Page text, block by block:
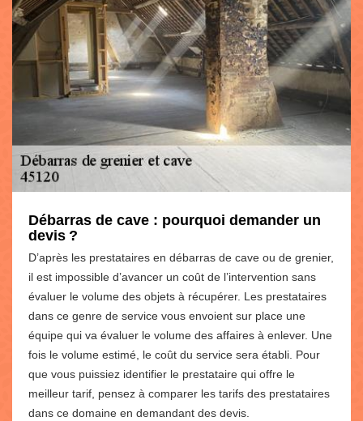
Débarras de cave : pourquoi demander un
devis ?
D’après les prestataires en débarras de cave ou de grenier,
il est impossible d’avancer un coût de l’intervention sans
évaluer le volume des objets à récupérer. Les prestataires
dans ce genre de service vous envoient sur place une
équipe qui va évaluer le volume des affaires à enlever. Une
fois le volume estimé, le coût du service sera établi. Pour
que vous puissiez identifier le prestataire qui offre le
meilleur tarif, pensez à comparer les tarifs des prestataires
dans ce domaine en demandant des devis.